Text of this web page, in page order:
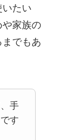
たい
や家族の
でもあ
手
す